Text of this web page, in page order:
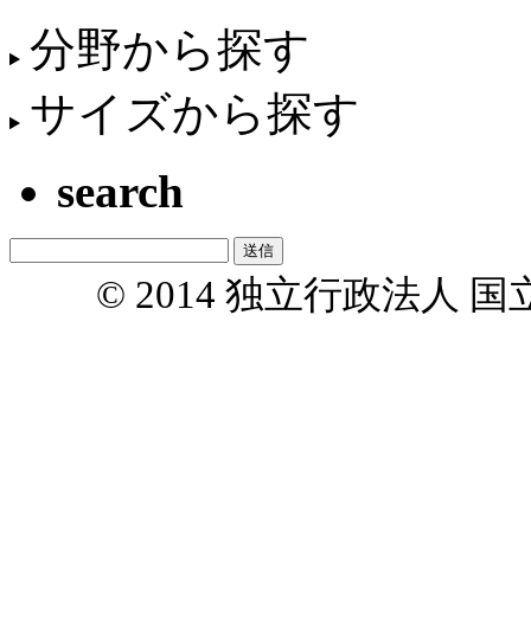
分野から探す
サイズから探す
search
© 2014 独立行政法人 国